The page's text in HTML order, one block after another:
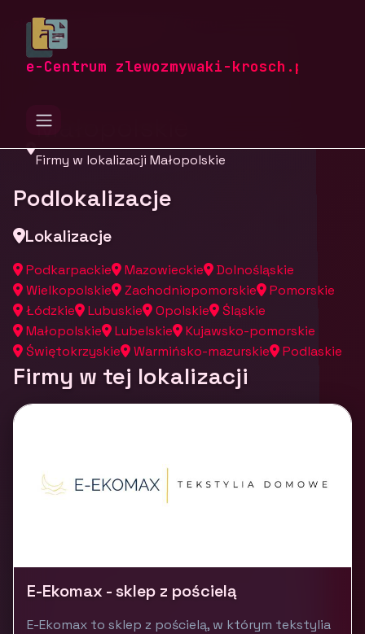
e-Centrum zlewozmywaki-krosch.pl
zlewozmywaki-krosch.pl
Firmy z województwa
Małopolskie
Firmy w lokalizacji Małopolskie
Podlokalizacje
Lokalizacje
Podkarpackie Mazowieckie
Dolnośląskie
Wielkopolskie
Zachodniopomorskie
Pomorskie
Łódzkie
Lubuskie Opolskie
Śląskie
Małopolskie
Lubelskie
Kujawsko-pomorskie
Świętokrzyskie
Warmińsko-mazurskie Podlaskie
Firmy w tej lokalizacji
E-Ekomax - sklep z pościelą
E-Ekomax to sklep z pościelą, w którym tekstylia